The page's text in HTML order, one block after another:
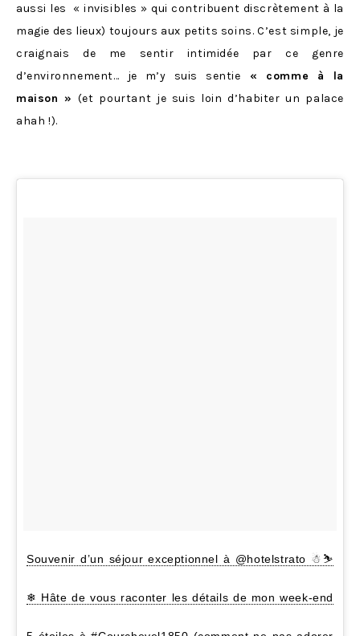
aussi les « invisibles » qui contribuent discrètement à la
magie des lieux) toujours aux petits soins. C’est simple, je
craignais de me sentir intimidée par ce genre
d’environnement… je m’y suis sentie « comme à la
maison » (et pourtant je suis loin d’habiter un palace
ahah !).
Souvenir d’un séjour exceptionnel à @hotelstrato ☃⛷
❄ Hâte de vous raconter les détails de mon week-end